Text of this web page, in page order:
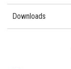
Downloads